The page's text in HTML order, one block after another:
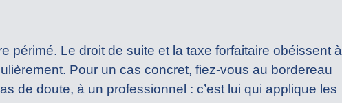
périmé. Le droit de suite et la taxe forfaitaire obéissent à
Pour un cas concret, fiez-vous au bordereau
de doute, à un professionnel : c’est lui qui applique les